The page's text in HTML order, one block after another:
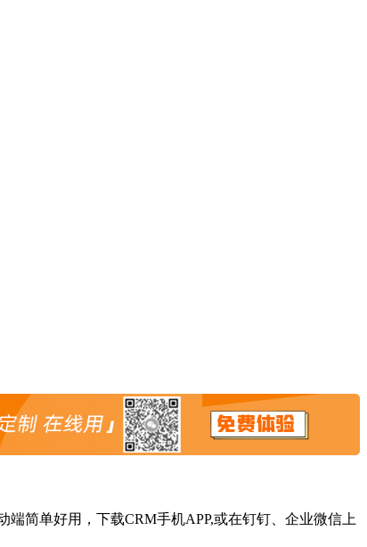
简单好用，下载CRM手机APP,或在钉钉、企业微信上